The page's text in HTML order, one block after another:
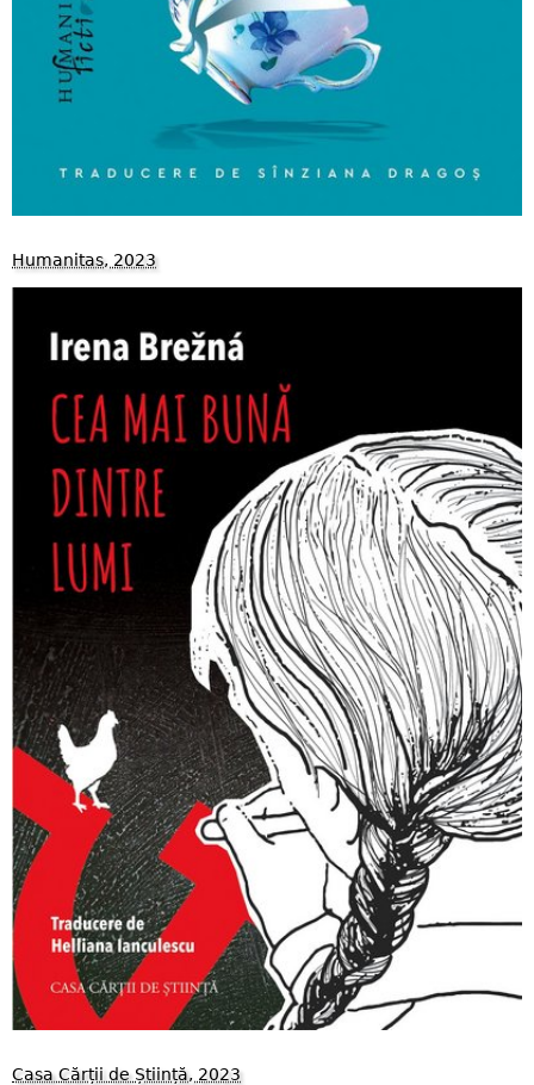
Humanitas, 2023
Casa Cărții de Știință, 2023